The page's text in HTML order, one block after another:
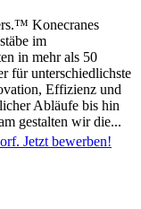
Konecranes
im
in mehr als 50
für unterschiedlichste
Effizienz und
Abläufe bis hin
gestalten wir die...